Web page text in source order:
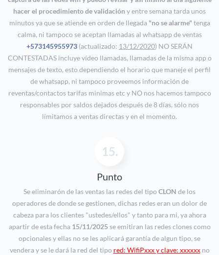
hacer el procedimiento de validación y entre semana tarda unos
minutos ya que se atiende en orden de llegada "no se alarme" tenga
calma, ni tampoco se aceptan llamadas al whatsapp de ventas
+573145955973 (actualizado: 13/12/2020) NO SERÁN
CONTESTADAS incluye vídeo llamadas, llamadas de la misma app o
mensajes de texto, esto dependiendo el horario que maneje el perfil
de whatsapp, ni tampoco proveemos información de
reventas/contactos tarifas minimas etc y NO nos hacemos tampoco
responsables por saldos dejados después de 8 días, sólo nos
límitamos a ventas directas y en el momento.
15.
Punto
Se eliminarón de las ventas las redes del tipo CLON de los
operadores de donde se gestionen, dichas redes eran un dolor de
cabeza para los clientes "ustedes/ellos" y tanto para mi, ya ahora
apartir de esta fecha 15/11/2025 se emitiran las redes clones como
opcionales y ellas no se les aplicará garantía de algun tipo, se
vendera y se le dará la red del tipo red: WifiPxxx y clave: xxxxxxno